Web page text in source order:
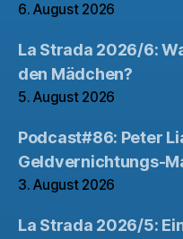
6. August 2026
La Strada 2026/6:
den Mädchen?
5. August 2026
Podcast#86: Peter
Geldvernichtungs-
3. August 2026
La Strada 2026/5: